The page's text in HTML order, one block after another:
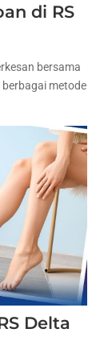
di RS
bersama
berbagai metode
Delta